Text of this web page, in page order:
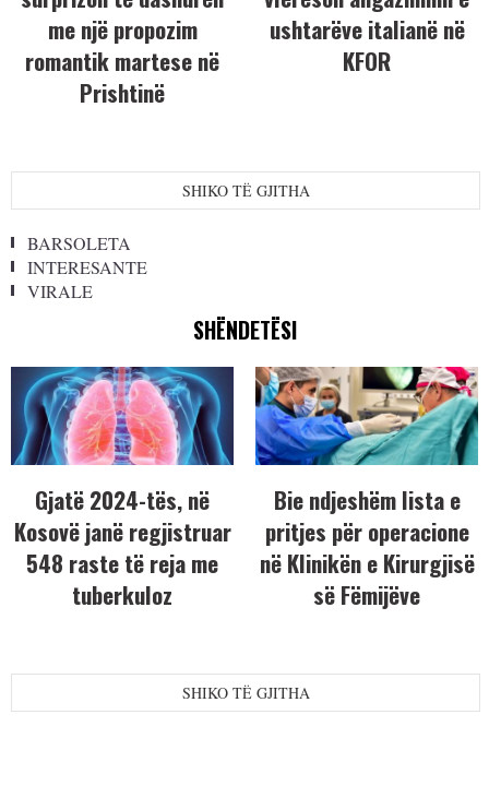
me një propozim
romantik martese në
Prishtinë
ushtarëve italianë në
KFOR
SHIKO TË GJITHA
BARSOLETA
INTERESANTE
VIRALE
SHËNDETËSI
Gjatë 2024-tës, në
Kosovë janë regjistruar
548 raste të reja me
tuberkuloz
Bie ndjeshëm lista e
pritjes për operacione
në Klinikën e Kirurgjisë
së Fëmijëve
SHIKO TË GJITHA